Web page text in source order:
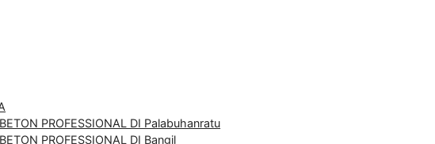
PROFESSIONAL DI Palabuhanratu
PROFESSIONAL DI Bangil